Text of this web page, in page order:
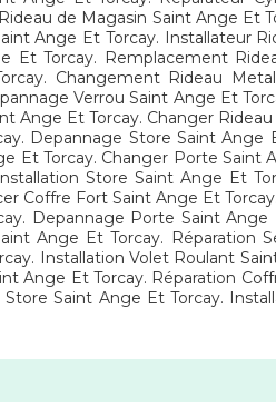
de Magasin Saint Ange Et
Ange Et Torcay. Installateur
Et Torcay. Remplacement
Changement Rideau
Verrou Saint Ange Et
Ange Et Torcay. Changer
Depannage Store Saint Ange
Et Torcay. Changer Porte Saint
Store Saint Ange Et
Coffre Fort Saint Ange Et
Depannage Porte Saint Ange
Ange Et Torcay. Réparation
Installation Volet Roulant
Ange Et Torcay. Réparation
Saint Ange Et Torcay.